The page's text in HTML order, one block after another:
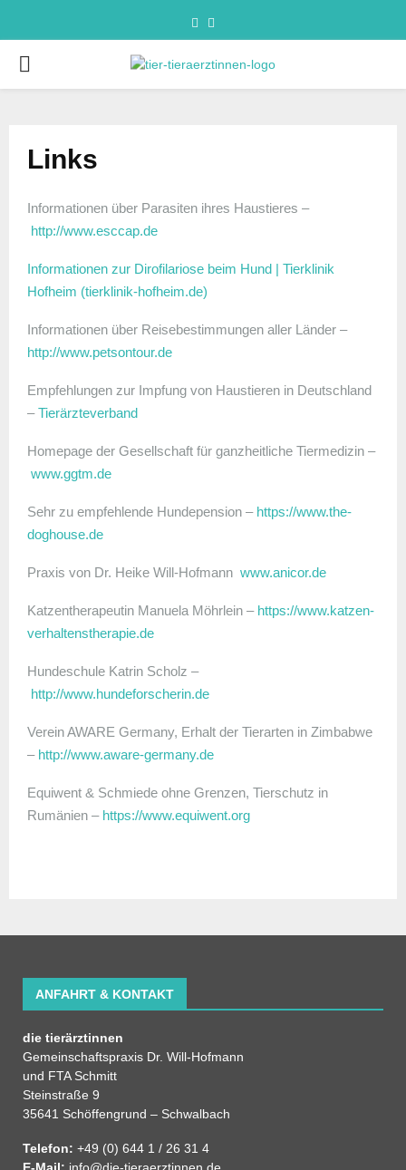
Links
Informationen über Parasiten ihres Haustieres –
http://www.esccap.de
Informationen zur Dirofilariose beim Hund | Tierklinik
Hofheim (tierklinik-hofheim.de)
Informationen über Reisebestimmungen aller Länder –
http://www.petsontour.de
Empfehlungen zur Impfung von Haustieren in Deutschland
–Tierärzteverband
Homepage der Gesellschaft für ganzheitliche Tiermedizin –
www.ggtm.de
Sehr zu empfehlende Hundepension – https://www.the-
doghouse.de
Praxis von Dr. Heike Will-Hofmann www.anicor.de
Katzentherapeutin Manuela Möhrlein – https://www.katzen-
verhaltenstherapie.de
Hundeschule Katrin Scholz –
http://www.hundeforscherin.de
Verein AWARE Germany, Erhalt der Tierarten in Zimbabwe
– http://www.aware-germany.de
Equiwent & Schmiede ohne Grenzen, Tierschutz in
Rumänien – https://www.equiwent.org
ANFAHRT & KONTAKT
die tierärztinnen
Gemeinschaftspraxis Dr. Will-Hofmann
und FTA Schmitt
Steinstraße 9
35641 Schöffengrund – Schwalbach
Telefon: +49 (0) 644 1 / 26 31 4
E-Mail: info@die-tieraerztinnen.de